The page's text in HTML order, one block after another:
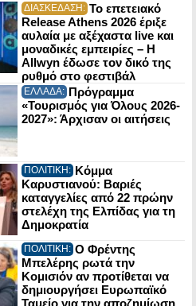
ΔΙΑΣΚΕΔΑΣΗ: Το επετειακό
Release Athens 2026 έριξε
αυλαία με αξέχαστα live και
μοναδικές εμπειρίες – Η
Allwyn έδωσε τον δικό της
ρυθμό στο φεστιβάλ
ΕΛΛΑΔΑ: Πρόγραμμα
«Τουρισμός για Όλους 2026-
2027»: Άρχισαν οι αιτήσεις
ΠΟΛΙΤΙΚΗ: Κόμμα
Καρυστιανού: Βαριές
καταγγελίες από 22 πρώην
στελέχη της Ελπίδας για τη
Δημοκρατία
ΠΟΛΙΤΙΚΗ: Ο Φρέντης
Μπελέρης ρωτά την
Κομισιόν αν προτίθεται να
δημιουργήσει Ευρωπαϊκό
Ταμείο για την αποζημίωση